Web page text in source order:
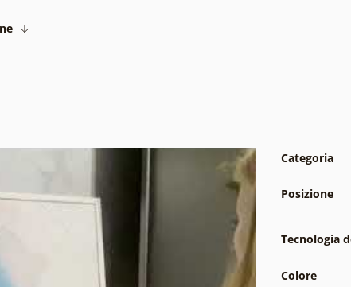
Categoria
Posizione
Tecnologia
Colore